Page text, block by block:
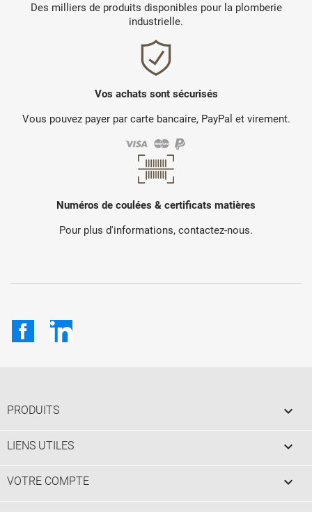
Des milliers de produits disponibles pour la plomberie
industrielle.
Vos achats sont sécurisés
Vous pouvez payer par carte bancaire, PayPal et virement.
Numéros de coulées & certificats matières
Pour plus d'informations, contactez-nous.
Facebook
PRODUITS 
LIENS UTILES 
VOTRE COMPTE 